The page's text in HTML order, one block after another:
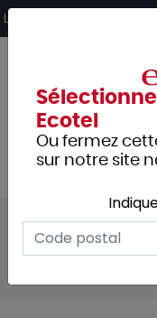
Livraison offerte dès
Tous les produits
Verrerie
Ecotel
Ou fermez
sur notre site
Panneau de gestion